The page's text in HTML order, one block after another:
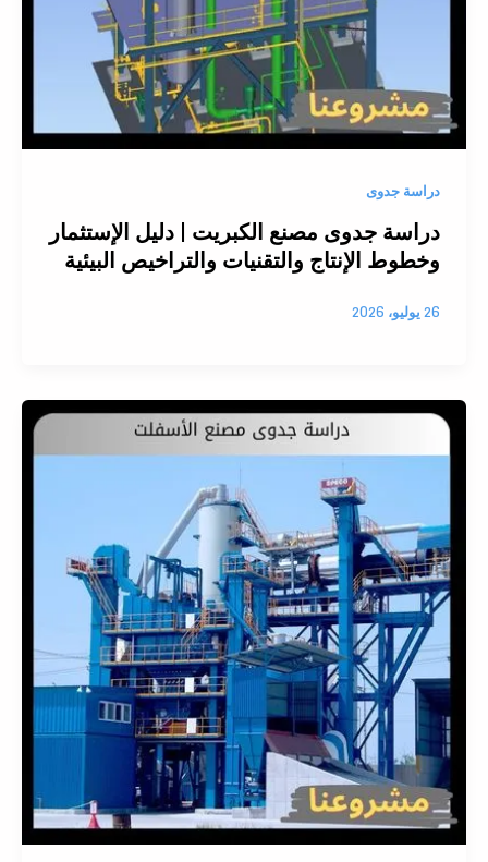
دراسة جدوى
دراسة جدوى مصنع الكبريت | دليل الإستثمار
وخطوط الإنتاج والتقنيات والتراخيص البيئية
26 يوليو، 2026